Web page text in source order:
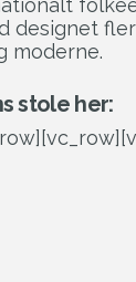
designet
moderne.
stole her: